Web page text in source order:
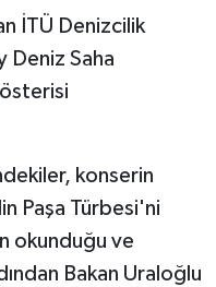
İTÜ Denizcilik
Deniz Saha
konserin
Paşa Türbesi'ni
okunduğu ve
Bakan Uraloğlu